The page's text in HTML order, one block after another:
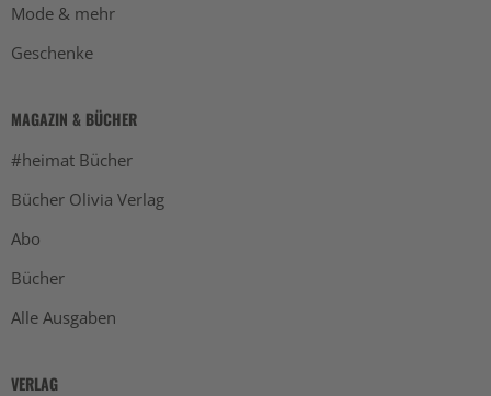
Mode & mehr
Geschenke
MAGAZIN & BÜCHER
#heimat Bücher
Bücher Olivia Verlag
Abo
Bücher
Alle Ausgaben
VERLAG